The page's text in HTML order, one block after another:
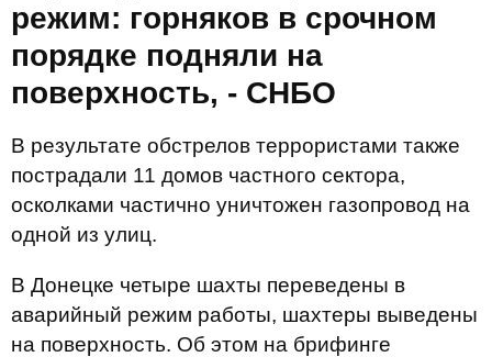
режим: горняков в срочном
порядке подняли на
поверхность, - СНБО
В результате обстрелов террористами также
пострадали 11 домов частного сектора,
осколками частично уничтожен газопровод на
одной из улиц.
В Донецке четыре шахты переведены в
аварийный режим работы, шахтеры выведены
на поверхность. Об этом на брифинге